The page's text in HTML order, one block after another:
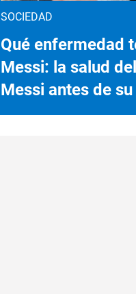
SOCIEDAD
Qué enfermedad
Messi: la salud
Messi antes de